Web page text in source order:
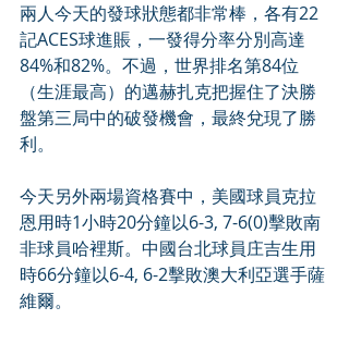
兩人今天的發球狀態都非常棒，各有22
記ACES球進賬，一發得分率分別高達
84%和82%。不過，世界排名第84位
（生涯最高）的邁赫扎克把握住了決勝
盤第三局中的破發機會，最終兌現了勝
利。
今天另外兩場資格賽中，美國球員克拉
恩用時1小時20分鐘以6-3, 7-6(0)擊敗南
非球員哈裡斯。中國台北球員庄吉生用
時66分鐘以6-4, 6-2擊敗澳大利亞選手薩
維爾。